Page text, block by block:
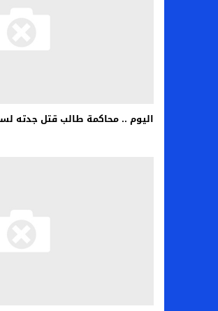
اليوم .. محاكمة طالب قتل جدته